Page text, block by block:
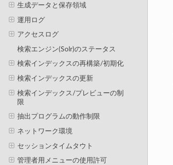
生成データと保存領域
運用ログ
アクセスログ
検索エンジン(Solr)のステータス
検索インデックスの再構築/初期化
検索インデックスの更新
検索インデックス/プレビューの制
限
抽出プログラムの動作制限
ネットワーク環境
セッションタイムタウト
管理者用メニューの使用許可